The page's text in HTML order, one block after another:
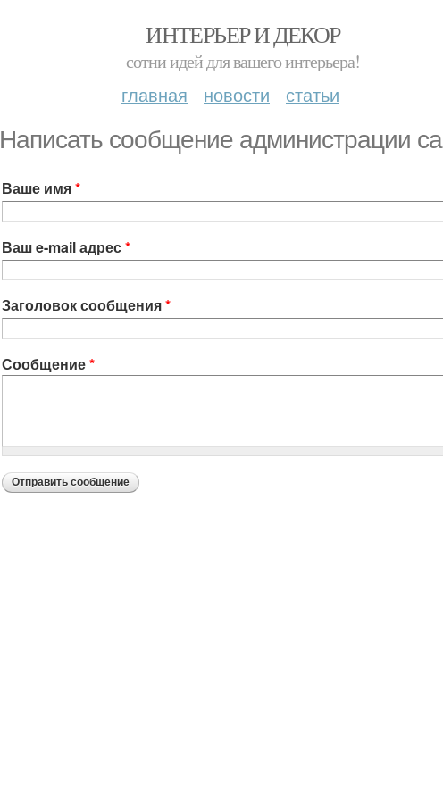
ИНТЕРЬЕР И ДЕКОР
сотни идей для вашего интерьера!
главная новости статьи
Написать сообщение администрации
Ваше имя*
Ваш e-mail адрес*
Заголовок сообщения*
Сообщение*